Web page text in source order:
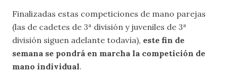
Finalizadas estas competiciones de mano parejas
(las de cadetes de 3ª división y juveniles de 3ª
división siguen adelante todavía), este fin de
semana se pondrá en marcha la competición de
mano individual.